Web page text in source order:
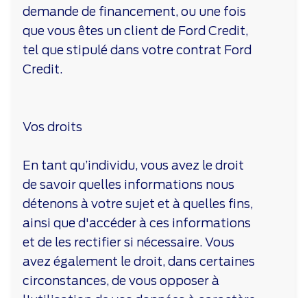
demande de financement, ou une fois
que vous êtes un client de Ford Credit,
tel que stipulé dans votre contrat Ford
Credit.
Vos droits
En tant qu’individu, vous avez le droit
de savoir quelles informations nous
détenons à votre sujet et à quelles fins,
ainsi que d'accéder à ces informations
et de les rectifier si nécessaire. Vous
avez également le droit, dans certaines
circonstances, de vous opposer à